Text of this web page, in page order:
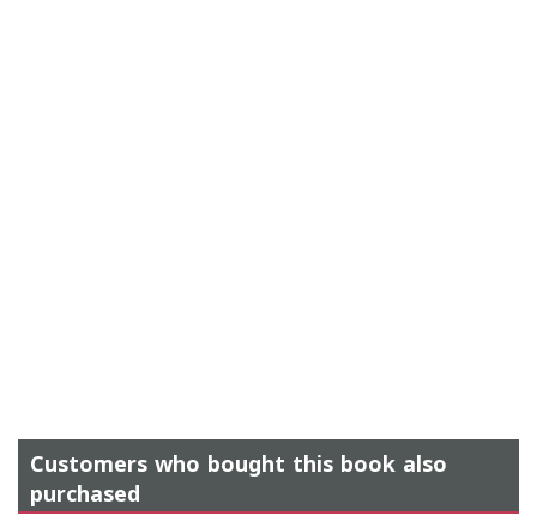
Customers who bought this book also
purchased